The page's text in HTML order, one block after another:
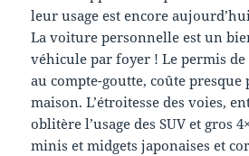
leur usage est encore
La voiture personnelle est un
véhicule par foyer ! Le permis
au compte-goutte, coûte presque
maison. L’étroitesse des voies,
oblitère l’usage des SUV et gros
minis et midgets japonaises et